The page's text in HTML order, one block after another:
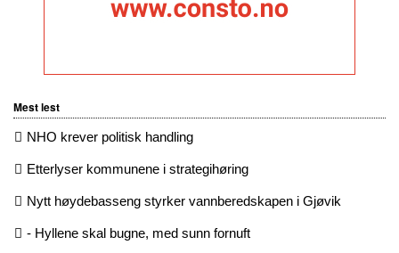
Mest lest
NHO krever politisk handling
Etterlyser kommunene i strategihøring
Nytt høydebasseng styrker vannberedskapen i Gjøvik
- Hyllene skal bugne, med sunn fornuft